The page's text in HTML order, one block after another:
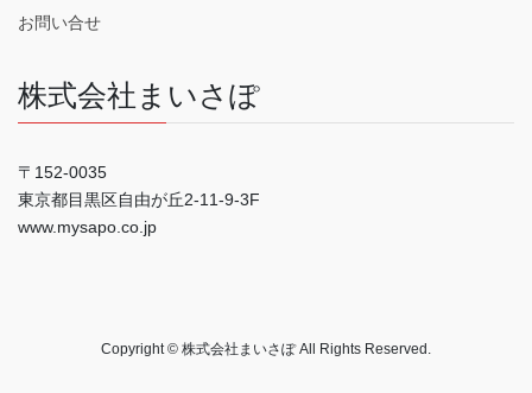
お問い合せ
株式会社まいさぽ
〒152-0035
東京都目黒区自由が丘2-11-9-3F
www.mysapo.co.jp
Copyright © 株式会社まいさぽ All Rights Reserved.